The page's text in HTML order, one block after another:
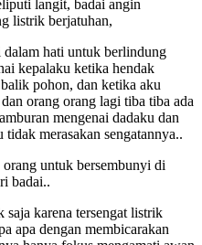
langit, badai angin
listrik berjatuhan,
dalam hati untuk berlindung
kepalaku ketika hendak
pohon, dan ketika aku
orang orang lagi tiba tiba ada
mengenai dadaku dan
merasakan sengatannya..
untuk bersembunyi di
badai..
karena tersengat listrik
apa dengan membicarakan